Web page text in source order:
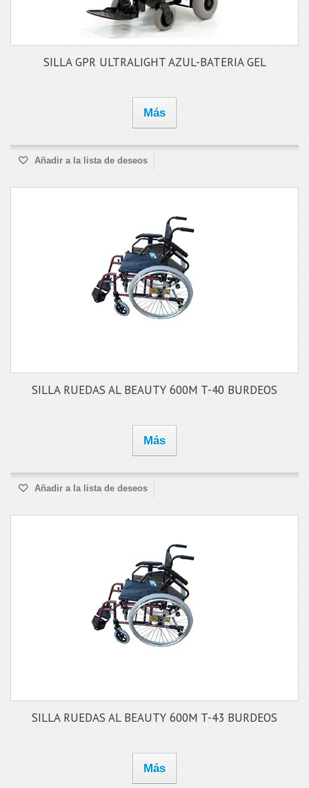
SILLA GPR ULTRALIGHT AZUL-BATERIA GEL
Más
Añadir a la lista de deseos
SILLA RUEDAS AL BEAUTY 600M T-40 BURDEOS
Más
Añadir a la lista de deseos
SILLA RUEDAS AL BEAUTY 600M T-43 BURDEOS
Más